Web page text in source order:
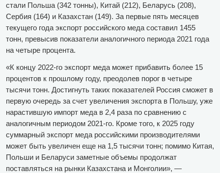
стали Польша (342 тонны), Китай (212), Беларусь (208),
Сербия (164) и Казахстан (149). За первые пять месяцев
текущего года экспорт российского меда составил 1455
тонн, превысив показатели аналогичного периода 2021 года
на четыре процента.
«К концу 2022-го экспорт меда может прибавить более 15
процентов к прошлому году, преодолев порог в четыре
тысячи тонн. Достигнуть таких показателей Россия сможет в
первую очередь за счет увеличения экспорта в Польшу, уже
нарастившую импорт меда в 2,4 раза по сравнению с
аналогичным периодом 2021-го. Кроме того, к 2025 году
суммарный экспорт меда российскими производителями
может быть увеличен еще на 1,5 тысячи тонн; помимо Китая,
Польши и Беларуси заметные объемы продолжат
поставляться на рынки Казахстана и Монголии», —